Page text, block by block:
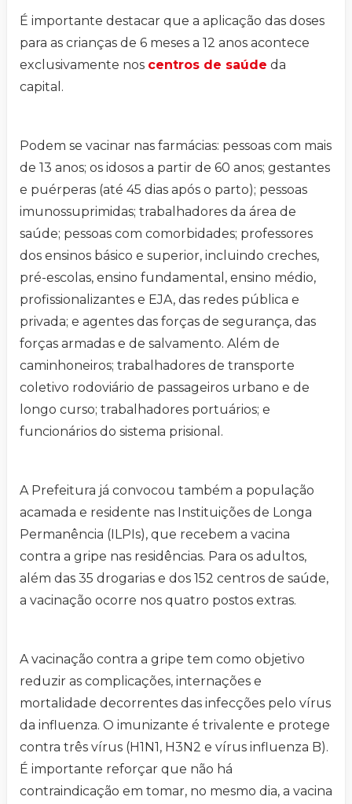
É importante destacar que a aplicação das doses
para as crianças de 6 meses a 12 anos acontece
exclusivamente nos centros de saúde da
capital.
Podem se vacinar nas farmácias: pessoas com mais
de 13 anos; os idosos a partir de 60 anos; gestantes
e puérperas (até 45 dias após o parto); pessoas
imunossuprimidas; trabalhadores da área de
saúde; pessoas com comorbidades; professores
dos ensinos básico e superior, incluindo creches,
pré-escolas, ensino fundamental, ensino médio,
profissionalizantes e EJA, das redes pública e
privada; e agentes das forças de segurança, das
forças armadas e de salvamento. Além de
caminhoneiros; trabalhadores de transporte
coletivo rodoviário de passageiros urbano e de
longo curso; trabalhadores portuários; e
funcionários do sistema prisional.
A Prefeitura já convocou também a população
acamada e residente nas Instituições de Longa
Permanência (ILPIs), que recebem a vacina
contra a gripe nas residências. Para os adultos,
além das 35 drogarias e dos 152 centros de saúde,
a vacinação ocorre nos quatro postos extras.
A vacinação contra a gripe tem como objetivo
reduzir as complicações, internações e
mortalidade decorrentes das infecções pelo vírus
da influenza. O imunizante é trivalente e protege
contra três vírus (H1N1, H3N2 e vírus influenza B).
É importante reforçar que não há
contraindicação em tomar, no mesmo dia, a vacina